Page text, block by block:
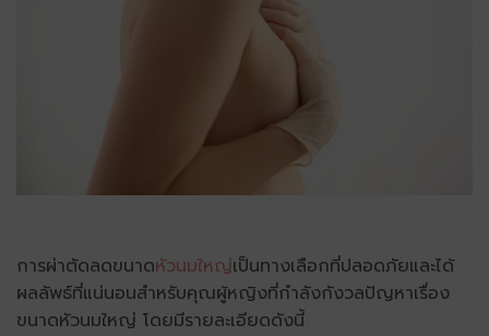
การผ่าตัดลดขนาดหัวนมใหญ่เป็นทางเลือกที่ปลอดภัยและได้
ผลลัพธ์ที่แน่นอนสำหรับคุณผู้หญิงที่กำลังกังวลปัญหาเรื่อง
ขนาดหัวนมใหญ่ โดยมีรายละเอียดดังนี้